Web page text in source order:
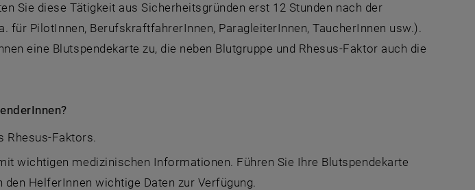
Sie diese Tätigkeit aus Sicherheitsgründen erst 12 Stunden nach der
für PilotInnen, BerufskraftfahrerInnen, ParagleiterInnen, TaucherInnen usw.).
eine Blutspendekarte zu, die neben Blutgruppe und Rhesus-Faktor auch die
Rhesus-Faktors.
wichtigen medizinischen Informationen. Führen Sie Ihre Blutspendekarte
HelferInnen wichtige Daten zur Verfügung.